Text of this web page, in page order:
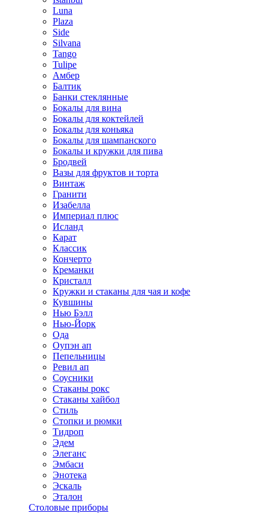
Luna
Plaza
Side
Silvana
Tango
Tulipe
Амбер
Балтик
Банки стеклянные
Бокалы для вина
Бокалы для коктейлей
Бокалы для коньяка
Бокалы для шампанского
Бокалы и кружки для пива
Бродвей
Вазы для фруктов и торта
Винтаж
Гранити
Изабелла
Империал плюс
Исланд
Карат
Классик
Кончерто
Креманки
Кристалл
Кружки и стаканы для чая и кофе
Кувшины
Нью Бэлл
Нью-Йорк
Ода
Оупэн ап
Пепельницы
Ревил ап
Соусники
Стаканы рокс
Стаканы хайбол
Стиль
Стопки и рюмки
Тидроп
Эдем
Элеганс
Эмбаси
Энотека
Эскаль
Эталон
Столовые приборы